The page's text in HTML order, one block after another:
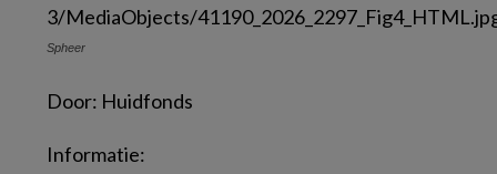
Spheer
Door: Huidfonds
Informatie: